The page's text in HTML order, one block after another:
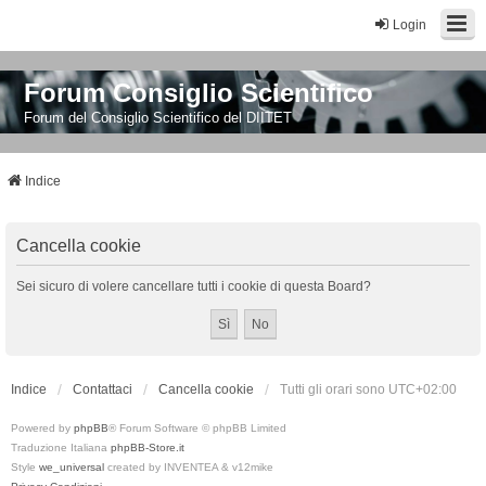
Login
Forum Consiglio Scientifico
Forum del Consiglio Scientifico del DIITET
Indice
Cancella cookie
Sei sicuro di volere cancellare tutti i cookie di questa Board?
Indice Contattaci Cancella cookie Tutti gli orari sono UTC+02:00
Powered by phpBB® Forum Software © phpBB Limited
Traduzione Italiana phpBB-Store.it
Style we_universal created by INVENTEA & v12mike